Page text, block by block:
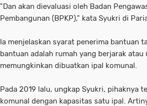
"Dan akan dievaluasi oleh Badan
Pembangunan (BPKP)," kata Syukri di
Ia menjelaskan syarat penerima bantuan
bantuan adalah rumah yang berjarak
memungkinkan dibuatkan ipal komunal.
Pada 2019 lalu, ungkap Syukri, pihaknya
komunal dengan kapasitas satu ipal.